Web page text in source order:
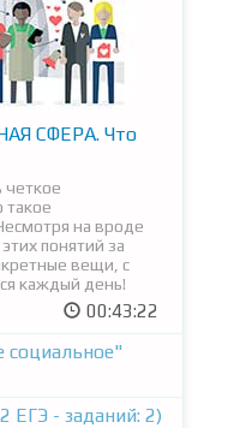
СФЕРА. Что
четкое
такое
на вроде
понятий за
вещи, с
каждый день!
00:43:22
социальное"
ЕГЭ - заданий: 2)